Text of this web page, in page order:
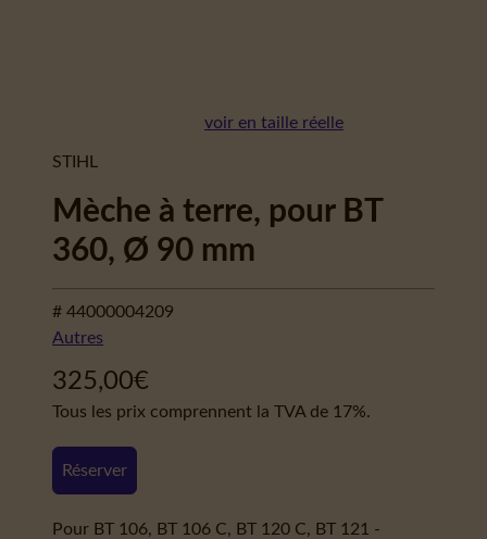
voir en taille réelle
STIHL
Mèche à terre, pour BT
360, Ø 90 mm
# 44000004209
Autres
325,00€
Tous les prix comprennent la TVA de 17%.
Réserver
Pour BT 106, BT 106 C, BT 120 C, BT 121 -